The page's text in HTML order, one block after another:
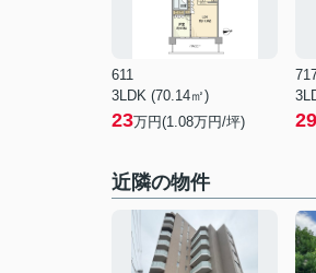
611
3LDK (70.14㎡)
23万円(1.08万円/坪) 29
近隣の物件